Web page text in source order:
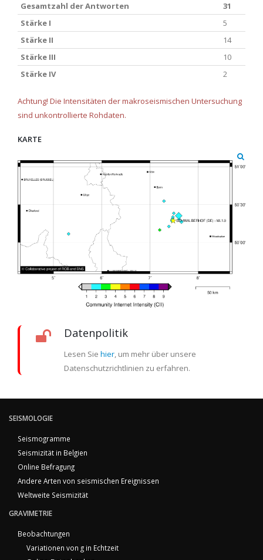
Gesamtzahl der Antworten
31
Stärke I
5
Stärke II
14
Stärke III
10
Stärke IV
2
Achtung! Die Intensitäten der makroseismischen Untersuchung
sind unkontrollierte Rohdaten.
KARTE
Datenpolitik
Lesen Sie hier, um mehr über unsere
Datenschutzrichtlinien zu erfahren.
SEISMOLOGIE
Seismogramme
Seismizität in Belgien
Online Befragung
Andere Arten von seismischen Ereignissen
Weltweite Seismizität
GRAVIMETRIE
Beobachtungen
Variationen von g in Echtzeit